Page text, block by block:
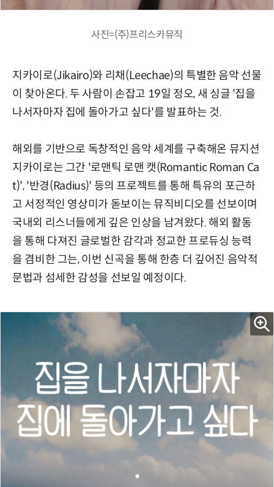
사진=(주)프리스카뮤직
지카이로(Jikairo)와 리채(Leechae)의 특별한 음악 선물
이 찾아온다. 두 사람이 손잡고 19일 정오, 새 싱글 '집을
나서자마자 집에 돌아가고 싶다'를 발표하는 것.
해외를 기반으로 독창적인 음악 세계를 구축해온 뮤지션
지카이로는 그간 '로맨틱 로맨 캣(Romantic Roman Ca
t)', '반경(Radius)' 등의 프로젝트를 통해 특유의 포근하
고 서정적인 영상미가 돋보이는 뮤직비디오를 선보이며
국내외 리스너들에게 깊은 인상을 남겨왔다. 해외 활동
을 통해 다져진 글로벌한 감각과 정교한 프로듀싱 능력
을 겸비한 그는, 이번 신곡을 통해 한층 더 깊어진 음악적
문법과 섬세한 감성을 선보일 예정이다.